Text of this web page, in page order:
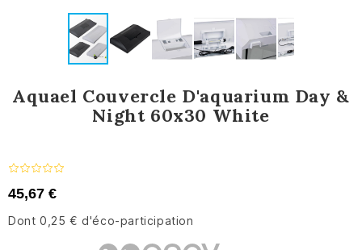
Aquael Couvercle D'aquarium Day &
Night 60x30 White
45,67 €
Dont 0,25 € d'éco-participation